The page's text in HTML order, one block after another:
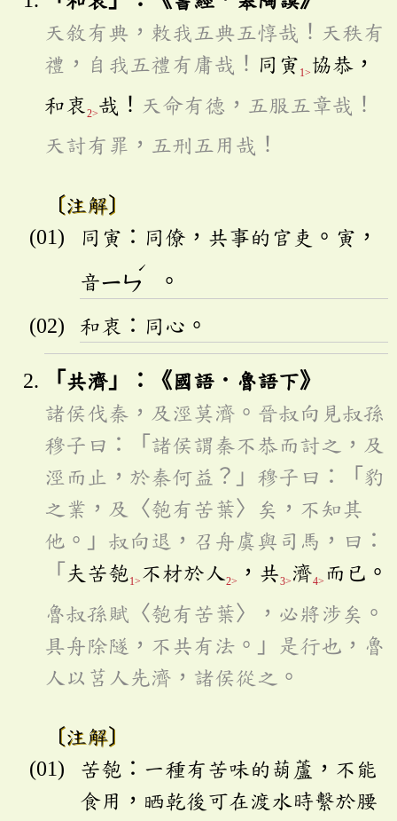
天敘有典，敕我五典五惇哉！天秩有
禮，自我五禮有庸哉！ 同寅 1> 協恭，
和衷 2>哉！ 天命有德，五服五章哉！
天討有罪，五刑五用哉！
〔注解〕
同寅：同僚，共事的官吏。寅，
音ㄧㄣ
ˊ
。
和衷：同心。
「共濟」：《國語．魯語下》
諸侯伐秦，及涇莫濟。晉叔向見叔孫
穆子曰：「諸侯謂秦不恭而討之，及
涇而止，於秦何益？」穆子曰：「豹
之業，及〈匏有苦葉〉矣，不知其
他。」叔向退，召舟虞與司馬，曰：
「 夫苦匏 1> 不材於人 2> ，共3> 濟4> 而已。
魯叔孫賦〈匏有苦葉〉，必將涉矣。
具舟除隧，不共有法。」是行也，魯
人以莒人先濟，諸侯從之。
〔注解〕
苦匏：一種有苦味的葫蘆，不能
食用，晒乾後可在渡水時繫於腰